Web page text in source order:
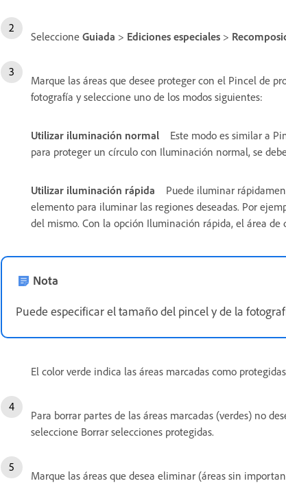
Seleccione Guiada > Ediciones especiales >
Marque las áreas que desee proteger con el Pincel de
fotografía y seleccione uno de los modos siguientes:
Utilizar iluminación normal
Este modo es similar a
para proteger un círculo con Iluminación normal, se
Utilizar iluminación rápida
Puede iluminar
elemento para iluminar las regiones deseadas. Por
del mismo. Con la opción Iluminación rápida, el área
Nota
Puede especificar el tamaño del pincel y de la
El color verde indica las áreas marcadas como
Para borrar partes de las áreas marcadas (verdes) no
seleccione Borrar selecciones protegidas.
Marque las áreas que desea eliminar (áreas sin